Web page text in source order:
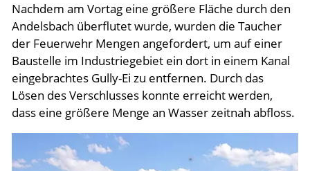
Nachdem am Vortag eine größere Fläche durch den
Andelsbach überflutet wurde, wurden die Taucher
der Feuerwehr Mengen angefordert, um auf einer
Baustelle im Industriegebiet ein dort in einem Kanal
eingebrachtes Gully-Ei zu entfernen. Durch das
Lösen des Verschlusses konnte erreicht werden,
dass eine größere Menge an Wasser zeitnah abfloss.